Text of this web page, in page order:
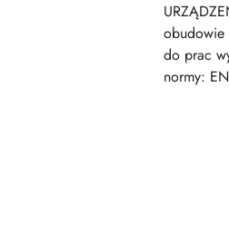
obudowie
do prac
normy: